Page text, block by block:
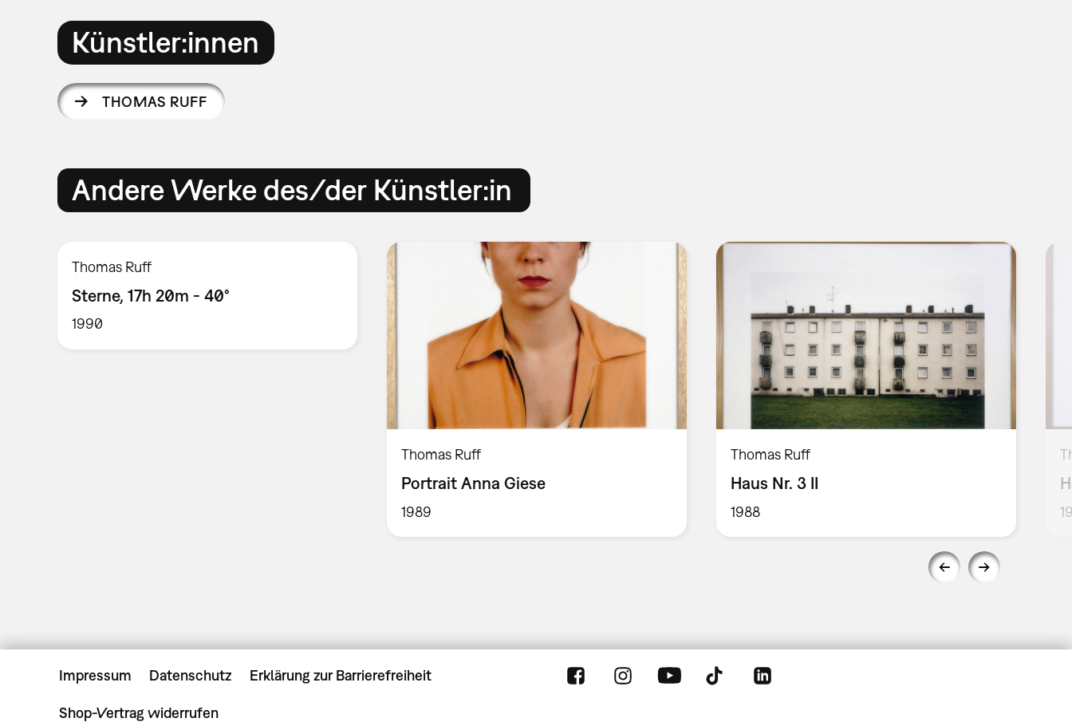
Künstler:innen
THOMAS RUFF
Andere Werke des/der Künstler:in
Thomas Ruff
Sterne, 17h 20m - 40°
1990
Thomas Ruff
Portrait Anna Giese
1989
Thomas Ruff
Haus Nr. 3 II
1988
Impressum Datenschutz Erklärung zur Barrierefreiheit
Shop-Vertrag widerrufen